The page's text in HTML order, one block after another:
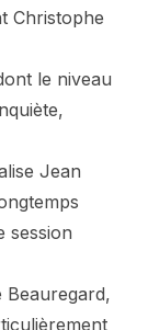
Christophe
le niveau
Jean
session
Beauregard,